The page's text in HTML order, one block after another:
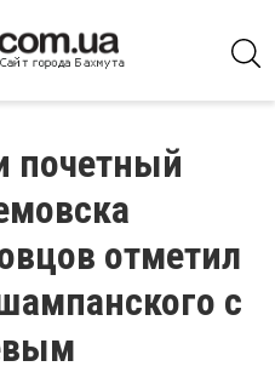
почетный
отметил
с